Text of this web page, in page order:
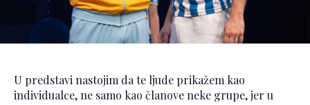
U predstavi nastojim da te ljude prikažem kao
individualce, ne samo kao članove neke grupe, jer u